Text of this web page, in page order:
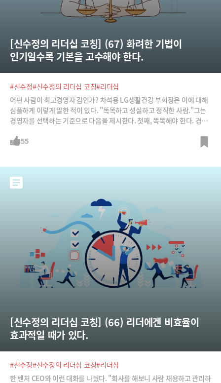
[신수정의 리더십 코칭] (67) 화려한 기법이
인기일수록 기본을 고수해야 한다.
#신수정#신수정의 리더십 코칭#리더십
어떤 사람이 최고경영자 감인가? 차석용 LG생활건강 부회장은 이에 대해
심플하게 이렇게 말한 적이 있다. "똑똑하고 성실하고 정직한 사람."그는
경영자를 선택하는 기준으로 다음을 제시한다. 첫째, 똑똑해야 한다. 경영
하다는 것은 주어진 시간을 대충 보내지 않고 최대한 박진감 있게 쓰는 것
55
[신수정의 리더십 코칭] (66) 리더에겐 비효율이
효과적일 때가 있다.
#신수정#신수정의 리더십 코칭#리더십
한 벤처 CEO와 이런 대화를 나눴다. "회사를 해보니 사람 채용하고 관리하